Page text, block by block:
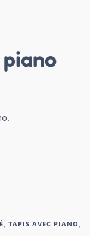
piano
TAPIS AVEC PIANO